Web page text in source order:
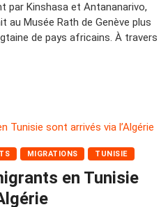
par Kinshasa et Antananarivo,
au Musée Rath de Genève plus
de pays africains. À travers
MIGRATIONS TUNISIE
en Tunisie